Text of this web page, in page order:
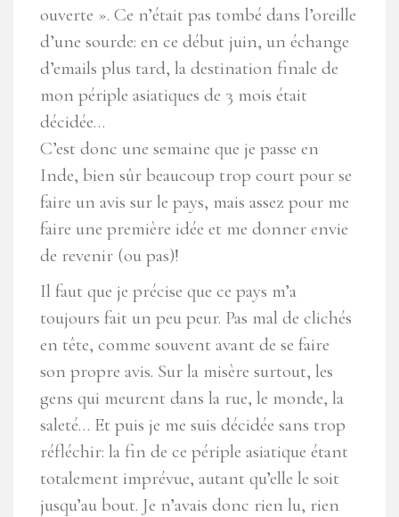
ouverte ». Ce n’était pas tombé dans l’oreille
d’une sourde: en ce début juin, un échange
d’emails plus tard, la destination finale de
mon périple asiatiques de 3 mois était
décidée…
C’est donc une semaine que je passe en
Inde, bien sûr beaucoup trop court pour se
faire un avis sur le pays, mais assez pour me
faire une première idée et me donner envie
de revenir (ou pas)!
Il faut que je précise que ce pays m’a
toujours fait un peu peur. Pas mal de clichés
en tête, comme souvent avant de se faire
son propre avis. Sur la misère surtout, les
gens qui meurent dans la rue, le monde, la
saleté… Et puis je me suis décidée sans trop
réfléchir: la fin de ce périple asiatique étant
totalement imprévue, autant qu’elle le soit
jusqu’au bout. Je n’avais donc rien lu, rien